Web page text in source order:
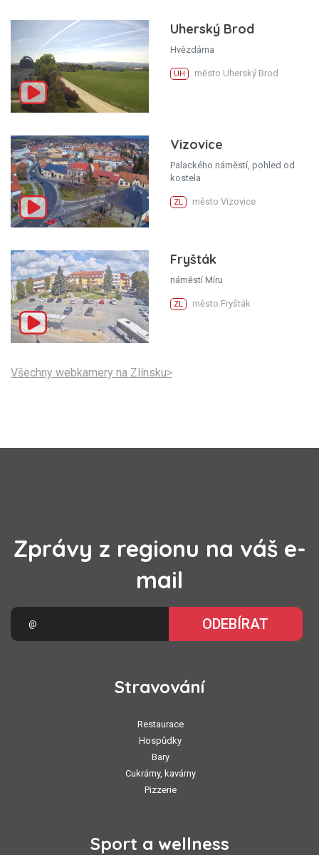
Uherský Brod
Hvězdárna
UH město Uherský Brod
Vizovice
Palackého náměstí, pohled od
kostela
ZL město Vizovice
Fryšták
náměstí Míru
ZL město Fryšták
Všechny webkamery na Zlínsku>
Zprávy z regionu na váš e-
mail
ODEBÍRAT
Stravování
Restaurace
Hospůdky
Bary
Cukrárny, kavárny
Pizzerie
Sport a wellness